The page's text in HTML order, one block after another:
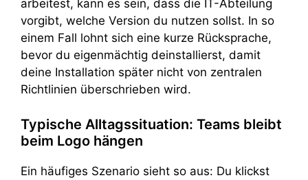
arbeitest, kann es sein, dass die IT-Abteilung
vorgibt, welche Version du nutzen sollst. In so
einem Fall lohnt sich eine kurze Rücksprache,
bevor du eigenmächtig deinstallierst, damit
deine Installation später nicht von zentralen
Richtlinien überschrieben wird.
Typische Alltagssituation: Teams bleibt
beim Logo hängen
Ein häufiges Szenario sieht so aus: Du klickst